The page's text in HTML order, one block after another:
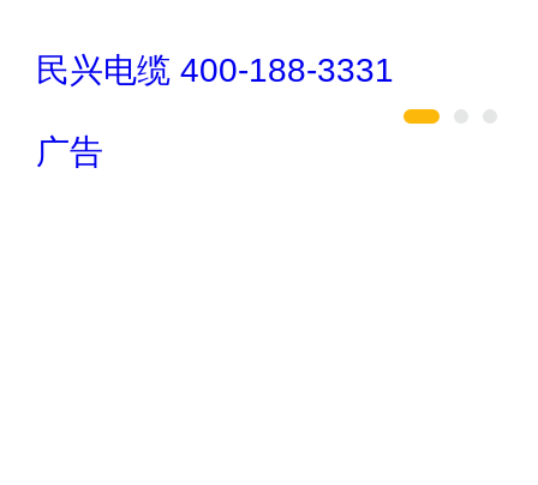
汇迈HUIMAI
广告